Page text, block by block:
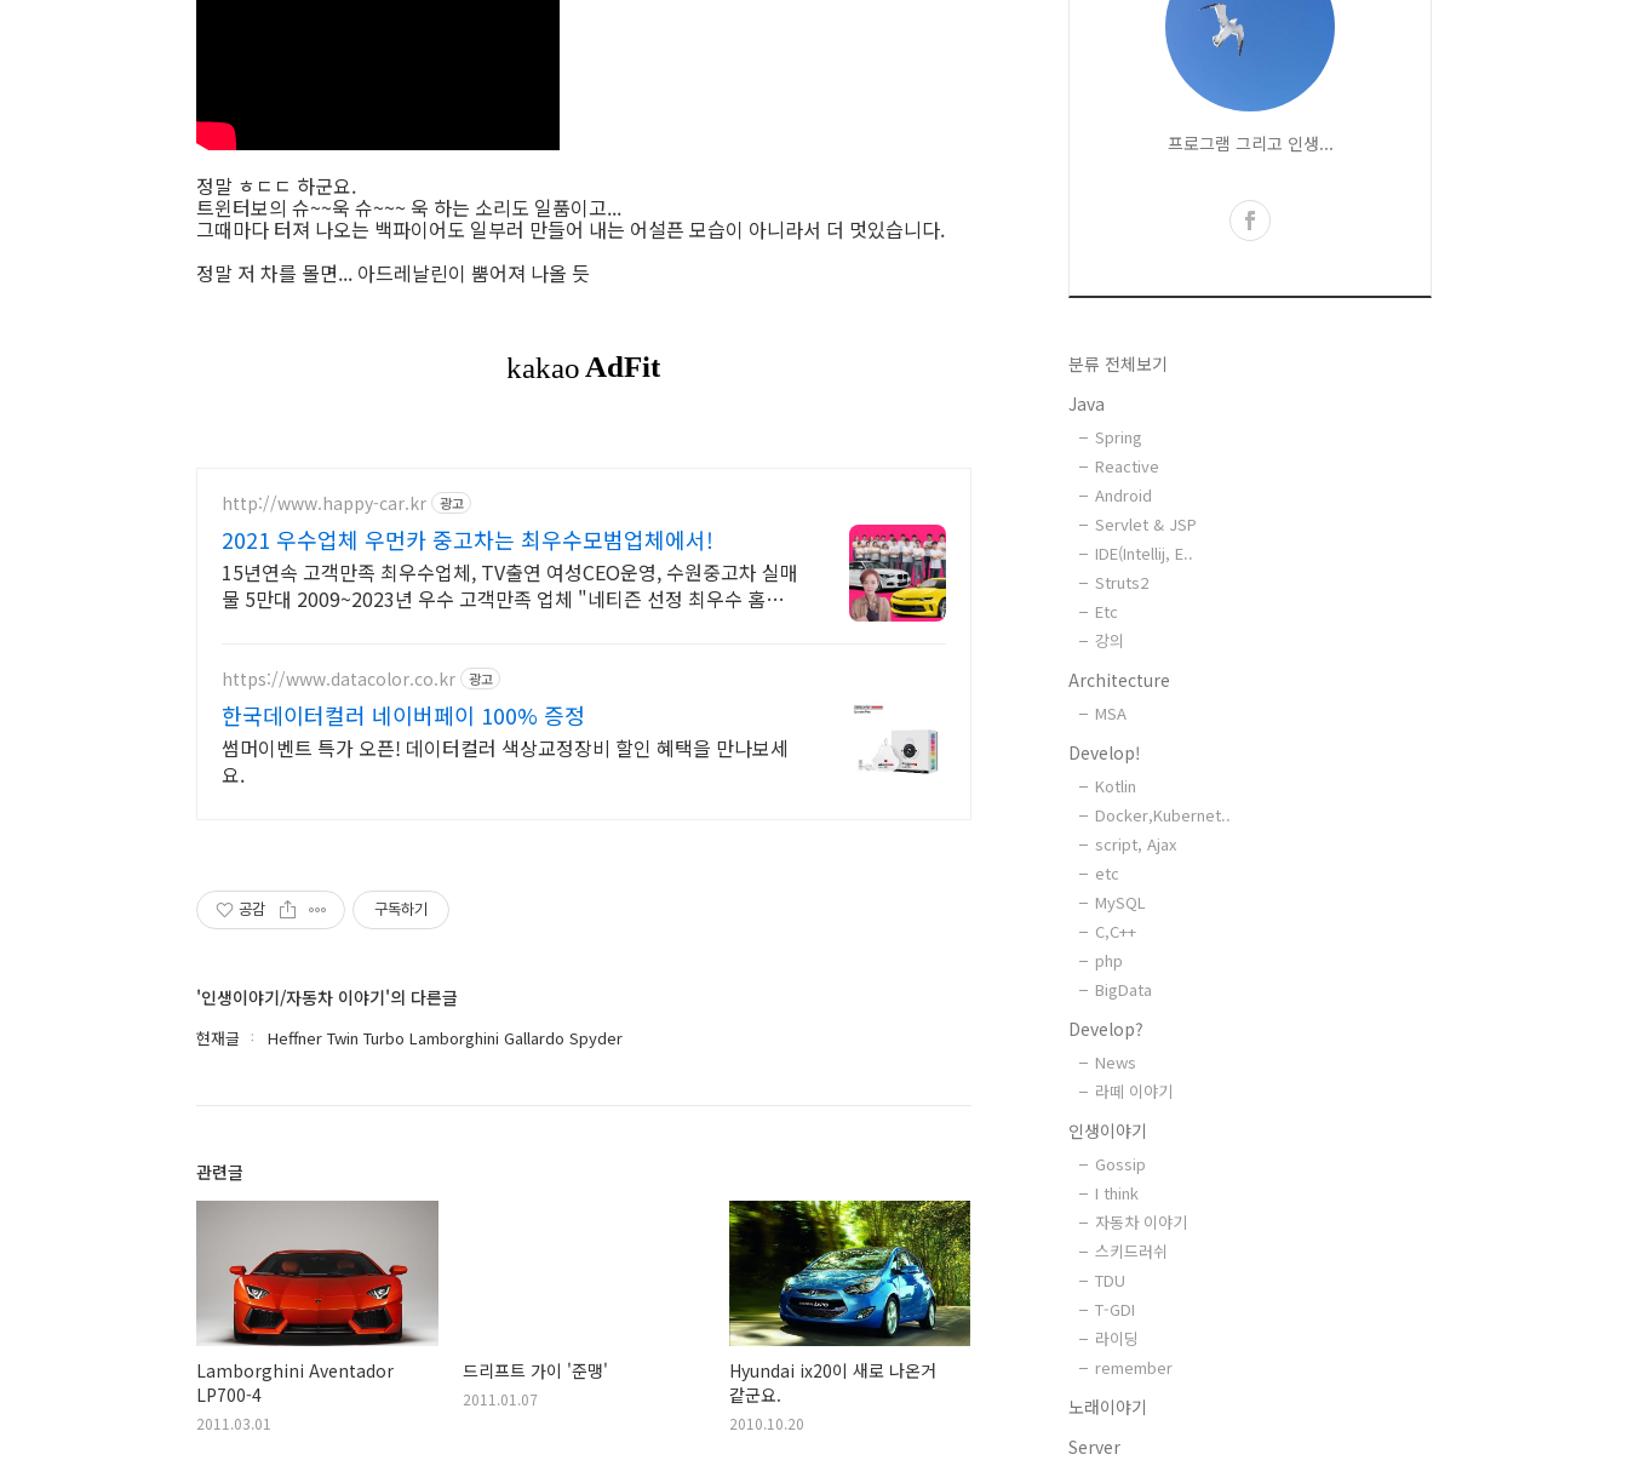
정말 ㅎㄷㄷ 하군요.
트윈터보의 슈~~욱 슈~~~ 욱 하는 소리도 일품이고...
그때마다 터져 나오는 백파이어도 일부러 만들어 내는 어설픈 모습이 아니라서 더 멋있습니다.
정말 저 차를 몰면... 아드레날린이 뿜어져 나올 듯
http://www.happy-car.kr 광고
2021 우수업체 우먼카 중고차는 최우수모범업체에서!
15년연속 고객만족 최우수업체, TV출연 여성CEO운영, 수원중고차 실매
물 5만대 2009~2023년 우수 고객만족 업체 "네티즌 선정 최우수 홈페
https://www.datacolor.co.kr 광고
한국데이터컬러 네이버페이 100% 증정
썸머이벤트 특가 오픈! 데이터컬러 색상교정장비 할인 혜택을 만나보세
요.
공감 구독하기
'인생이야기/자동차 이야기'의 다른글
현재글 Heffner Twin Turbo Lamborghini Gallardo Spyder
관련글
Lamborghini Aventador
LP700-4
2011.03.01
드리프트 가이 '준맹'
2011.01.07
Hyundai ix20이 새로 나온거
같군요.
2010.10.20
프로그램 그리고 인생...
분류 전체보기
Java
Spring
Reactive
Android
Servlet & JSP
IDE(Intellij, E..
Struts2
Etc
강의
Architecture
MSA
Develop!
Kotlin
Docker,Kubernet..
script, Ajax
etc
MySQL
C,C++
php
BigData
Develop?
News
라떼 이야기
인생이야기
Gossip
I think
자동차 이야기
스키드러쉬
TDU
T-GDI
라이딩
remember
노래이야기
Server